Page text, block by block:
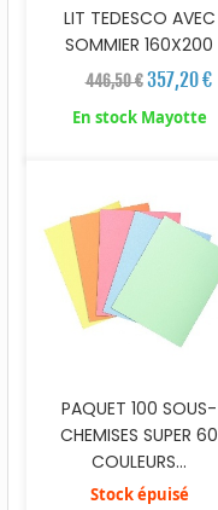
LIT TEDESCO AVEC
SOMMIER 160X200
446,50 € 357,20 €
En stock Mayotte
PAQUET 100 SOUS-
CHEMISES SUPER 60
COULEURS...
Stock épuisé